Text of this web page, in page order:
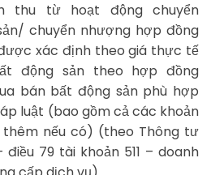
thu từ hoạt động chuyển
chuyển nhượng hợp đồng
xác định theo giá thực tế
động sản theo hợp đồng
bán bất động sản phù hợp
luật (bao gồm cả các khoản
nếu có) (theo Thông tư
điều 79 tài khoản 511 – doanh